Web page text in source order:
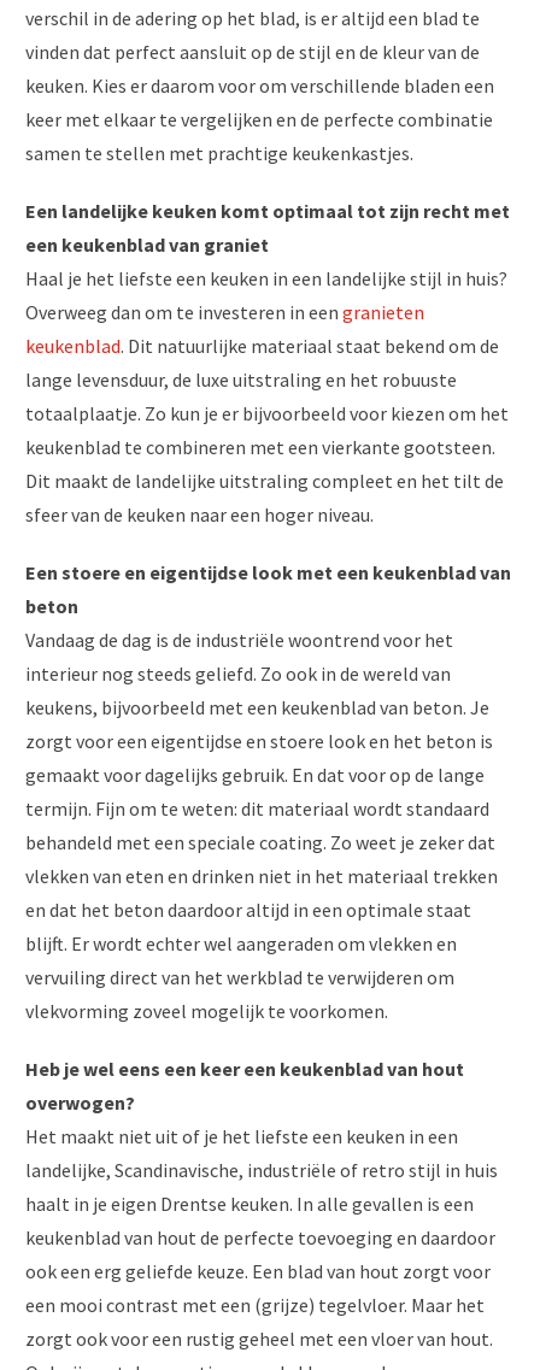
verschil in de adering op het blad, is er altijd een blad te
vinden dat perfect aansluit op de stijl en de kleur van de
keuken. Kies er daarom voor om verschillende bladen een
keer met elkaar te vergelijken en de perfecte combinatie
samen te stellen met prachtige keukenkastjes.
Een landelijke keuken komt optimaal tot zijn recht met
een keukenblad van graniet
Haal je het liefste een keuken in een landelijke stijl in huis?
Overweeg dan om te investeren in een granieten
keukenblad. Dit natuurlijke materiaal staat bekend om de
lange levensduur, de luxe uitstraling en het robuuste
totaalplaatje. Zo kun je er bijvoorbeeld voor kiezen om het
keukenblad te combineren met een vierkante gootsteen.
Dit maakt de landelijke uitstraling compleet en het tilt de
sfeer van de keuken naar een hoger niveau.
Een stoere en eigentijdse look met een keukenblad van
beton
Vandaag de dag is de industriële woontrend voor het
interieur nog steeds geliefd. Zo ook in de wereld van
keukens, bijvoorbeeld met een keukenblad van beton. Je
zorgt voor een eigentijdse en stoere look en het beton is
gemaakt voor dagelijks gebruik. En dat voor op de lange
termijn. Fijn om te weten: dit materiaal wordt standaard
behandeld met een speciale coating. Zo weet je zeker dat
vlekken van eten en drinken niet in het materiaal trekken
en dat het beton daardoor altijd in een optimale staat
blijft. Er wordt echter wel aangeraden om vlekken en
vervuiling direct van het werkblad te verwijderen om
vlekvorming zoveel mogelijk te voorkomen.
Heb je wel eens een keer een keukenblad van hout
overwogen?
Het maakt niet uit of je het liefste een keuken in een
landelijke, Scandinavische, industriële of retro stijl in huis
haalt in je eigen Drentse keuken. In alle gevallen is een
keukenblad van hout de perfecte toevoeging en daardoor
ook een erg geliefde keuze. Een blad van hout zorgt voor
een mooi contrast met een (grijze) tegelvloer. Maar het
zorgt ook voor een rustig geheel met een vloer van hout.